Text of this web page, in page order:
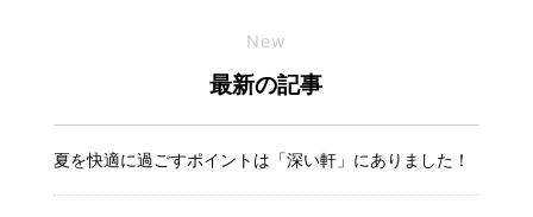
New
最新の記事
夏を快適に過ごすポイントは「深い軒」にありました！